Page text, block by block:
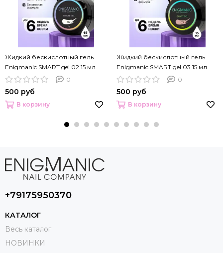
Жидкий бескислотный гель
Enigmanic SMART gel 02 15 мл.
0
500 руб
В корзину
Жидкий бескислотный гель
Enigmanic SMART gel 03 15 мл.
0
500 руб
В корзину
+79175950370
КАТАЛОГ
Весь каталог
НОВИНКИ